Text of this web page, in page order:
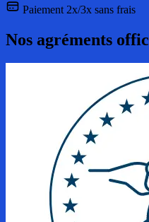
Paiement 2x/3x sans frais
Nos agréments